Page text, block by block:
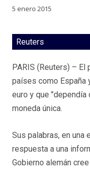
5 enero 2015
Reuters
PARIS (Reuters) –
países como España
euro y que
moneda única.
Sus palabras, en una
respuesta a una
Gobierno alemán